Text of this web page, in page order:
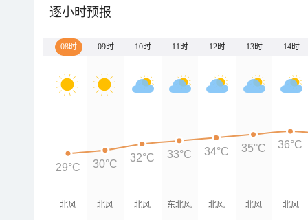
逐小时预报
08时 09时 10时 11时 12时 13时 14时
北风 北风 北风 东北风 北风 北风 北风
29°C 30°C
32°C 33°C 34°C 35°C 36°C